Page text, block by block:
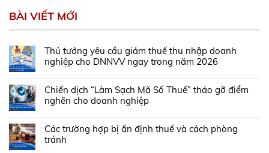
BÀI VIẾT MỚI
Thủ tướng yêu cầu giảm thuế thu nhập doanh
nghiệp cho DNNVV ngay trong năm 2026
Chiến dịch “Làm Sạch Mã Số Thuế” tháo gỡ điểm
nghẽn cho doanh nghiệp
Các trường hợp bị ấn định thuế và cách phòng
tránh